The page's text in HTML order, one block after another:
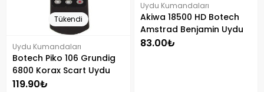
Tükendi
Uydu Kumandaları
Botech Piko 106 Grundig
6800 Korax Scart Uydu
Kumandası
119.90₺
Uydu Kumandaları
Akiwa 18500 HD Botech
Amstrad Benjamin Uydu
Alıcısı Kumandası
83.00₺